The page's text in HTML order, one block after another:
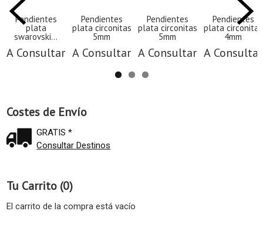
Costes de Envío
GRATIS *
Consultar Destinos
Tu Carrito (0)
El carrito de la compra está vacío
Pendientes
plata
swarovski...
A Consultar
Pendientes
plata circonitas
5mm
A Consultar
Pendientes
plata circonitas
5mm
A Consultar
Pendientes
plata circonitas
4mm
A Consultar